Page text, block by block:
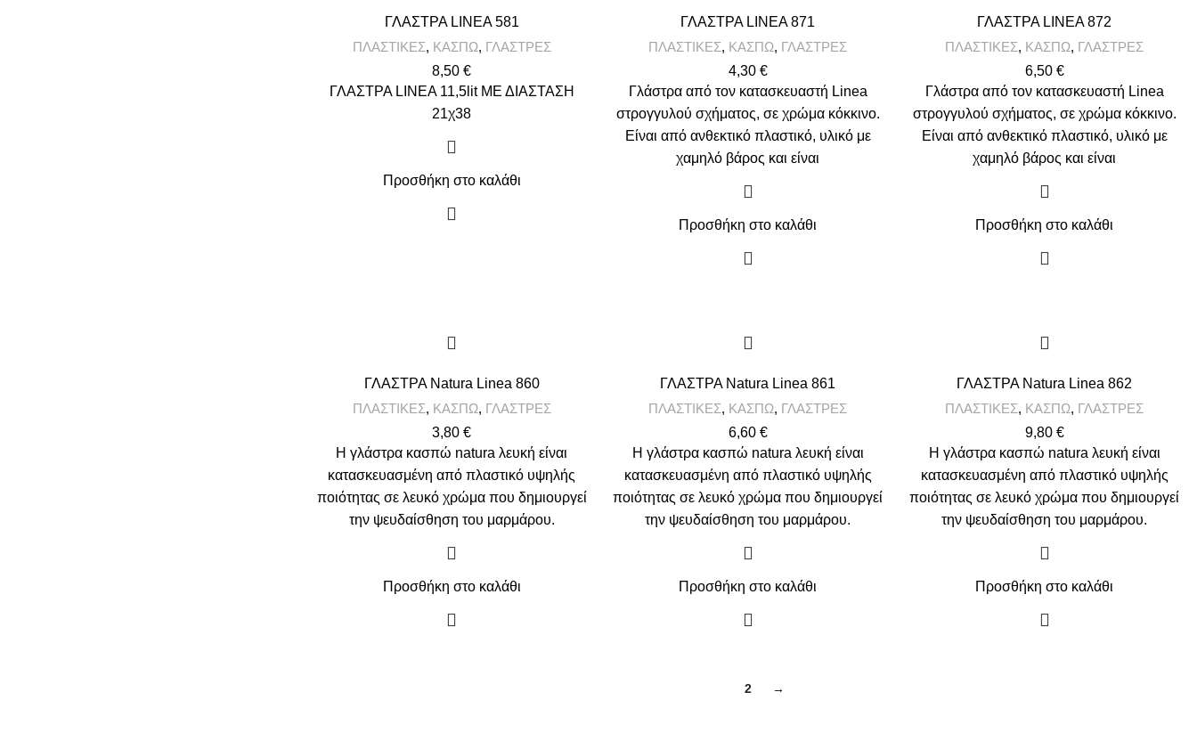
ΓΛΑΣΤΡΑ LINEA 581
ΠΛΑΣΤΙΚΕΣ, ΚΑΣΠΩ, ΓΛΑΣΤΡΕΣ
8,50€
ΓΛΑΣΤΡΑ LINEA 11,5lit ΜΕ ΔΙΑΣΤΑΣΗ
21χ38
Προσθήκη στο καλάθι
ΓΛΑΣΤΡΑ LINEA 871
ΠΛΑΣΤΙΚΕΣ, ΚΑΣΠΩ, ΓΛΑΣΤΡΕΣ
4,30 €
Γλάστρα από τον κατασκευαστή Linea
στρογγυλού σχήματος, σε χρώμα κόκκινο.
Είναι από ανθεκτικό πλαστικό, υλικό με
χαμηλό βάρος και είναι
Προσθήκη στο καλάθι
ΓΛΑΣΤΡΑ LINEA 872
ΠΛΑΣΤΙΚΕΣ, ΚΑΣΠΩ, ΓΛΑΣΤΡΕΣ
6,50 €
Γλάστρα από τον κατασκευαστή Linea
στρογγυλού σχήματος, σε χρώμα κόκκινο.
Είναι από ανθεκτικό πλαστικό, υλικό με
χαμηλό βάρος και είναι
Προσθήκη στο καλάθι
ΓΛΑΣΤΡΑ Natura Linea 860
ΠΛΑΣΤΙΚΕΣ, ΚΑΣΠΩ, ΓΛΑΣΤΡΕΣ
3,80€
Η γλάστρα κασπώ natura λευκή είναι
κατασκευασμένη από πλαστικό υψηλής
ποιότητας σε λευκό χρώμα που δημιουργεί
την ψευδαίσθηση του μαρμάρου.
Προσθήκη στο καλάθι
ΓΛΑΣΤΡΑ Natura Linea 861
ΠΛΑΣΤΙΚΕΣ, ΚΑΣΠΩ, ΓΛΑΣΤΡΕΣ
6,60 €
Η γλάστρα κασπώ natura λευκή είναι
κατασκευασμένη από πλαστικό υψηλής
ποιότητας σε λευκό χρώμα που δημιουργεί
την ψευδαίσθηση του μαρμάρου.
Προσθήκη στο καλάθι
ΓΛΑΣΤΡΑ Natura Linea 862
ΠΛΑΣΤΙΚΕΣ, ΚΑΣΠΩ, ΓΛΑΣΤΡΕΣ
9,80 €
Η γλάστρα κασπώ natura λευκή είναι
κατασκευασμένη από πλαστικό υψηλής
ποιότητας σε λευκό χρώμα που δημιουργεί
την ψευδαίσθηση του μαρμάρου.
Προσθήκη στο καλάθι
2 →